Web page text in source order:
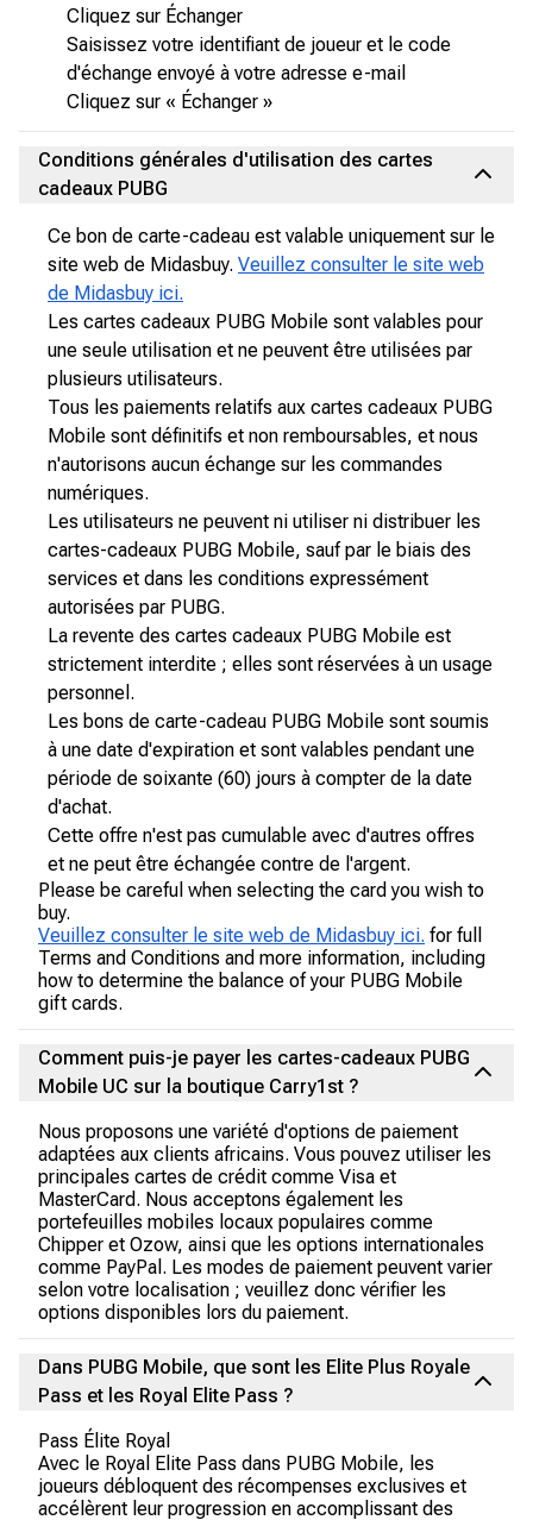
Cliquez sur Échanger
Saisissez votre identifiant de joueur et le code
d'échange envoyé à votre adresse e-mail
Cliquez sur « Échanger »
Conditions générales d'utilisation des cartes
cadeaux PUBG
Ce bon de carte-cadeau est valable uniquement sur le
site web de Midasbuy. Veuillez consulter le site web
de Midasbuy ici.
Les cartes cadeaux PUBG Mobile sont valables pour
une seule utilisation et ne peuvent être utilisées par
plusieurs utilisateurs.
Tous les paiements relatifs aux cartes cadeaux PUBG
Mobile sont définitifs et non remboursables, et nous
n'autorisons aucun échange sur les commandes
numériques.
Les utilisateurs ne peuvent ni utiliser ni distribuer les
cartes-cadeaux PUBG Mobile, sauf par le biais des
services et dans les conditions expressément
autorisées par PUBG.
La revente des cartes cadeaux PUBG Mobile est
strictement interdite ; elles sont réservées à un usage
personnel.
Les bons de carte-cadeau PUBG Mobile sont soumis
à une date d'expiration et sont valables pendant une
période de soixante (60) jours à compter de la date
d'achat.
Cette offre n'est pas cumulable avec d'autres offres
et ne peut être échangée contre de l'argent.
Please be careful when selecting the card you wish to
buy.
Veuillez consulter le site web de Midasbuy ici. for full
Terms and Conditions and more information, including
how to determine the balance of your PUBG Mobile
gift cards.
Comment puis-je payer les cartes-cadeaux PUBG
Mobile UC sur la boutique Carry1st ?
Nous proposons une variété d'options de paiement
adaptées aux clients africains. Vous pouvez utiliser les
principales cartes de crédit comme Visa et
MasterCard. Nous acceptons également les
portefeuilles mobiles locaux populaires comme
Chipper et Ozow, ainsi que les options internationales
comme PayPal. Les modes de paiement peuvent varier
selon votre localisation ; veuillez donc vérifier les
options disponibles lors du paiement.
Dans PUBG Mobile, que sont les Elite Plus Royale
Pass et les Royal Elite Pass ?
Pass Élite Royal
Avec le Royal Elite Pass dans PUBG Mobile, les
joueurs débloquent des récompenses exclusives et
accélèrent leur progression en accomplissant des